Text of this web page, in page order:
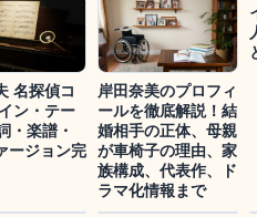
名探偵コ
ン・テー
・楽譜・
ージョン完
岸田奈美のプロフィ
ールを徹底解説！結
婚相手の正体、母親
が車椅子の理由、家
族構成、代表作、ド
ラマ化情報まで